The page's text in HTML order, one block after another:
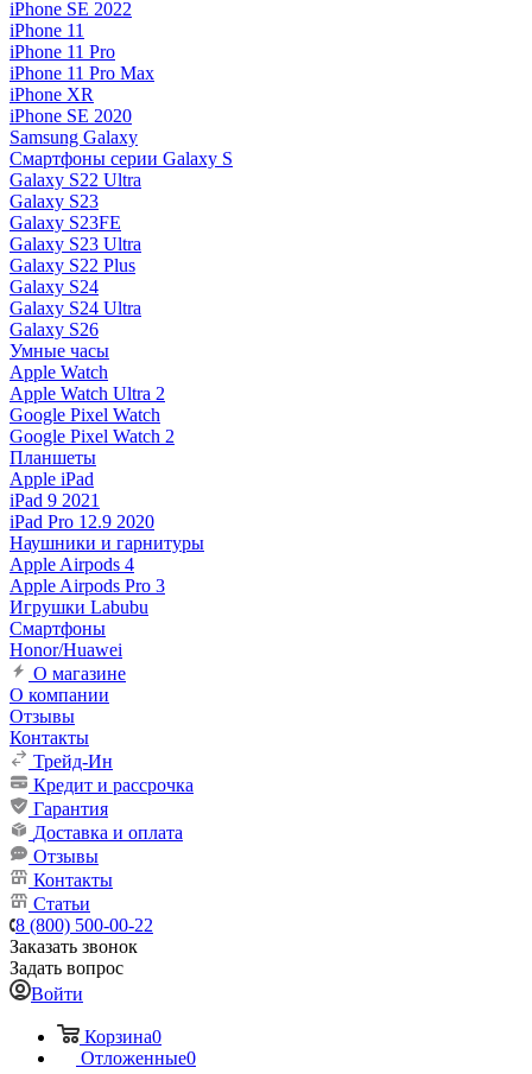
iPhone SE 2022
iPhone 11
iPhone 11 Pro
iPhone 11 Pro Max
iPhone XR
iPhone SE 2020
Samsung Galaxy
Смартфоны серии Galaxy S
Galaxy S22 Ultra
Galaxy S23
Galaxy S23FE
Galaxy S23 Ultra
Galaxy S22 Plus
Galaxy S24
Galaxy S24 Ultra
Galaxy S26
Умные часы
Apple Watch
Apple Watch Ultra 2
Google Pixel Watch
Google Pixel Watch 2
Планшеты
Apple iPad
iPad 9 2021
iPad Pro 12.9 2020
Наушники и гарнитуры
Apple Airpods 4
Apple Airpods Pro 3
Игрушки Labubu
Смартфоны
Honor/Huawei
О магазине
О компании
Отзывы
Контакты
Трейд-Ин
Кредит и рассрочка
Гарантия
Доставка и оплата
Отзывы
Контакты
Статьи
8 (800) 500-00-22
Заказать звонок
Задать вопрос
Войти
Корзина0
Отложенные0